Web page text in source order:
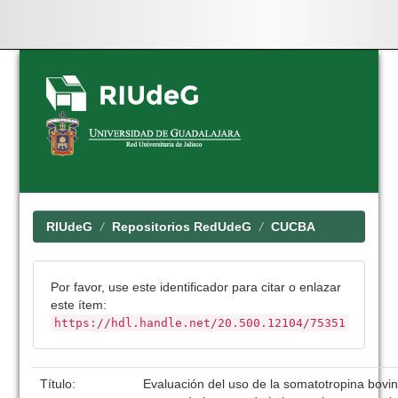
Skip
navigation
RIUdeG Repositorios RedUdeG CUCBA
Por favor, use este identificador para citar o enlazar
este ítem:
https://hdl.handle.net/20.500.12104/75351
Título:
Evaluación del uso de la somatotropina